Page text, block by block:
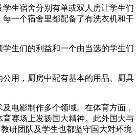
生宿舍分别有单或双人房让学生们
一个宿舍里都配备了有洗衣机和干
生们的利益和一个由当选的学生们
用，厨房中配有基本的用品、厨具
电影制作多个领域。在体育方面，
赛场上发扬国大精神。此外国大与
研团队及学生也都坚守国大对环境